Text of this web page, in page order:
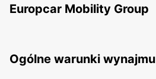
Europcar Mobility Group
Ogólne warunki wynajmu